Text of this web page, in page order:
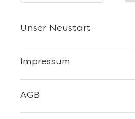
AGB
Impressum
Unser Neustart